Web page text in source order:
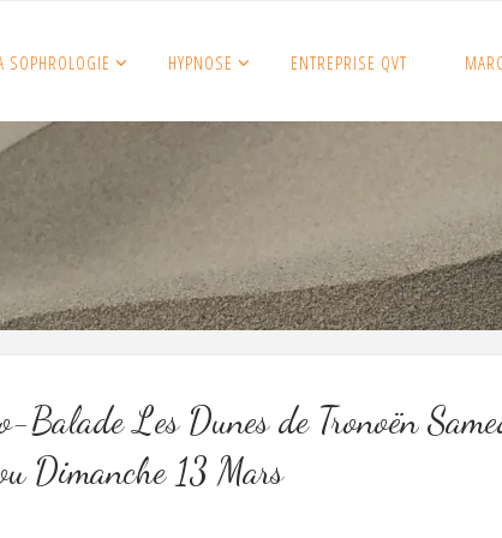
SOPHROLOGIE HYPNOSE ENTREPRISE QVT
Balade Les Dunes de Tronoën
Dimanche 13 Mars